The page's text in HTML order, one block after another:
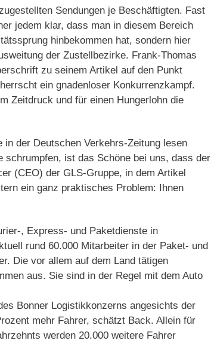
Sendungen je Beschäftigten. Fast
jedem klar, dass man in diesem Bereich
hinbekommen hat, sondern hier
der Zustellbezirke. Frank-Thomas
zu seinem Artikel auf den Punkt
ein gnadenloser Konkurrenzkampf.
Zeitdruck und für einen Hungerlohn die
der Deutschen Verkehrs-Zeitung lesen
schrumpfen, ist das Schöne bei uns, dass der
(CEO) der GLS-Gruppe, in dem Artikel
ein ganz praktisches Problem: Ihnen
, Express- und Paketdienste in
rund 60.000 Mitarbeiter in der Paket- und
Die vor allem auf dem Land tätigen
aus. Sie sind in der Regel mit dem Auto
Bonner Logistikkonzerns angesichts der
mehr Fahrer, schätzt Back. Allein für
werden 20.000 weitere Fahrer